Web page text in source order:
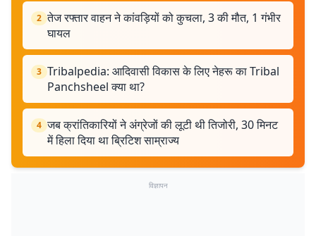
2 तेज रफ्तार वाहन ने कांवड़ियों को कुचला, 3 की मौत, 1 गंभीर
घायल
3 Tribalpedia: आदिवासी विकास के लिए नेहरू का Tribal
Panchsheel क्या था?
4 जब क्रांतिकारियों ने अंग्रेजों की लूटी थी तिजोरी, 30 मिनट
में हिला दिया था ब्रिटिश साम्राज्य
विज्ञापन